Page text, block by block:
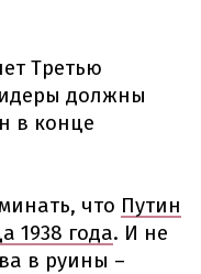
Третью
должны
в конце
что Путин
1938 года. И не
в руины –